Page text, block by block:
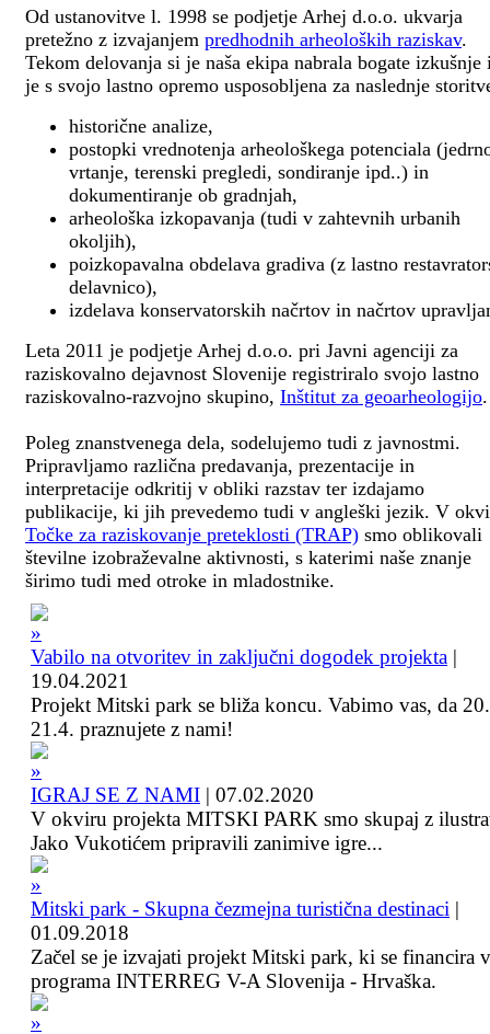
Od ustanovitve l. 1998 se podjetje Arhej d.o.o. ukvarja
pretežno z izvajanjem predhodnih arheoloških raziskav.
Tekom delovanja si je naša ekipa nabrala bogate izkušnje
je s svojo lastno opremo usposobljena za naslednje
historične analize,
postopki vrednotenja arheološkega potenciala
vrtanje, terenski pregledi, sondiranje ipd..) in
dokumentiranje ob gradnjah,
arheološka izkopavanja (tudi v zahtevnih urbanih
okoljih),
poizkopavalna obdelava gradiva (z lastno
delavnico),
izdelava konservatorskih načrtov in načrtov
Leta 2011 je podjetje Arhej d.o.o. pri Javni agenciji za
raziskovalno dejavnost Slovenije registriralo svojo lastno
raziskovalno-razvojno skupino, Inštitut za geoarheologijo.
Poleg znanstvenega dela, sodelujemo tudi z javnostmi.
Pripravljamo različna predavanja, prezentacije in
interpretacije odkritij v obliki razstav ter izdajamo
publikacije, ki jih prevedemo tudi v angleški jezik. V
Točke za raziskovanje preteklosti (TRAP) smo oblikovali
številne izobraževalne aktivnosti, s katerimi naše znanje
širimo tudi med otroke in mladostnike.
Vabilo na otvoritev in zaključni dogodek projekta |
19.04.2021
Projekt Mitski park se bliža koncu. Vabimo vas, da
21.4. praznujete z nami!
IGRAJ SE Z NAMI | 07.02.2020
V okviru projekta MITSKI PARK smo skupaj z
Jako Vukotićem pripravili zanimive igre...
Mitski park - Skupna čezmejna turistična destinaci |
01.09.2018
Začel se je izvajati projekt Mitski park, ki se financira
programa INTERREG V-A Slovenija - Hrvaška.